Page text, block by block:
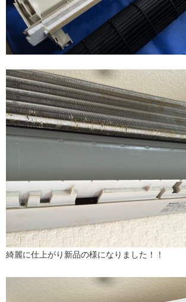
綺麗に仕上がり新品の様になりました！！